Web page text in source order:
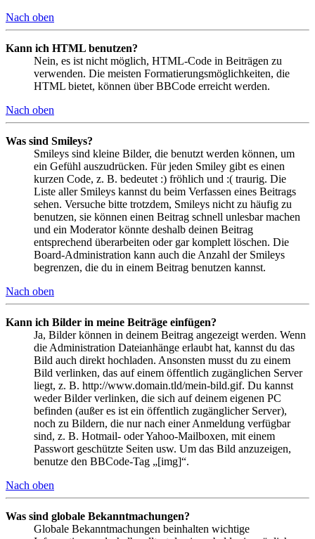
Nach oben
Kann ich HTML benutzen?
Nein, es ist nicht möglich, HTML-Code in Beiträgen zu
verwenden. Die meisten Formatierungsmöglichkeiten, die
HTML bietet, können über BBCode erreicht werden.
Nach oben
Was sind Smileys?
Smileys sind kleine Bilder, die benutzt werden können, um
ein Gefühl auszudrücken. Für jeden Smiley gibt es einen
kurzen Code, z. B. bedeutet :) fröhlich und :( traurig. Die
Liste aller Smileys kannst du beim Verfassen eines Beitrags
sehen. Versuche bitte trotzdem, Smileys nicht zu häufig zu
benutzen, sie können einen Beitrag schnell unlesbar machen
und ein Moderator könnte deshalb deinen Beitrag
entsprechend überarbeiten oder gar komplett löschen. Die
Board-Administration kann auch die Anzahl der Smileys
begrenzen, die du in einem Beitrag benutzen kannst.
Nach oben
Kann ich Bilder in meine Beiträge einfügen?
Ja, Bilder können in deinem Beitrag angezeigt werden. Wenn
die Administration Dateianhänge erlaubt hat, kannst du das
Bild auch direkt hochladen. Ansonsten musst du zu einem
Bild verlinken, das auf einem öffentlich zugänglichen Server
liegt, z. B. http://www.domain.tld/mein-bild.gif. Du kannst
weder Bilder verlinken, die sich auf deinem eigenen PC
befinden (außer es ist ein öffentlich zugänglicher Server),
noch zu Bildern, die nur nach einer Anmeldung verfügbar
sind, z. B. Hotmail- oder Yahoo-Mailboxen, mit einem
Passwort geschützte Seiten usw. Um das Bild anzuzeigen,
benutze den BBCode-Tag „[img]“.
Nach oben
Was sind globale Bekanntmachungen?
Globale Bekanntmachungen beinhalten wichtige